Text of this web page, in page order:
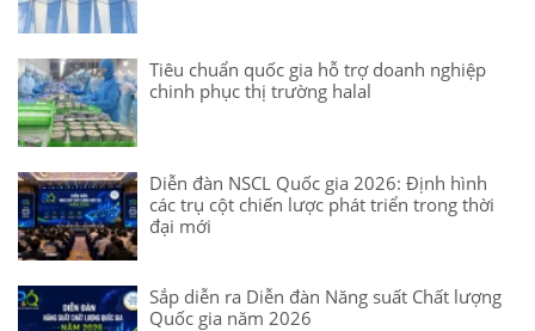
Tiêu chuẩn quốc gia hỗ trợ doanh nghiệp
chinh phục thị trường halal
Diễn đàn NSCL Quốc gia 2026: Định hình
các trụ cột chiến lược phát triển trong thời
đại mới
Sắp diễn ra Diễn đàn Năng suất Chất lượng
Quốc gia năm 2026